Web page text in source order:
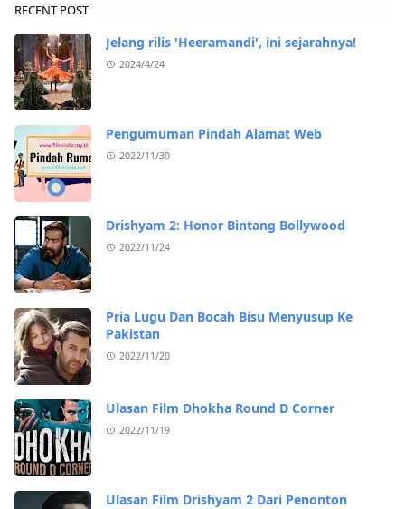
RECENT POST
Jelang rilis 'Heeramandi', ini sejarahnya!
2024/4/24
Pengumuman Pindah Alamat Web
2022/11/30
Drishyam 2: Honor Bintang Bollywood
2022/11/24
Pria Lugu Dan Bocah Bisu Menyusup Ke
Pakistan
2022/11/20
Ulasan Film Dhokha Round D Corner
2022/11/19
Ulasan Film Drishyam 2 Dari Penonton